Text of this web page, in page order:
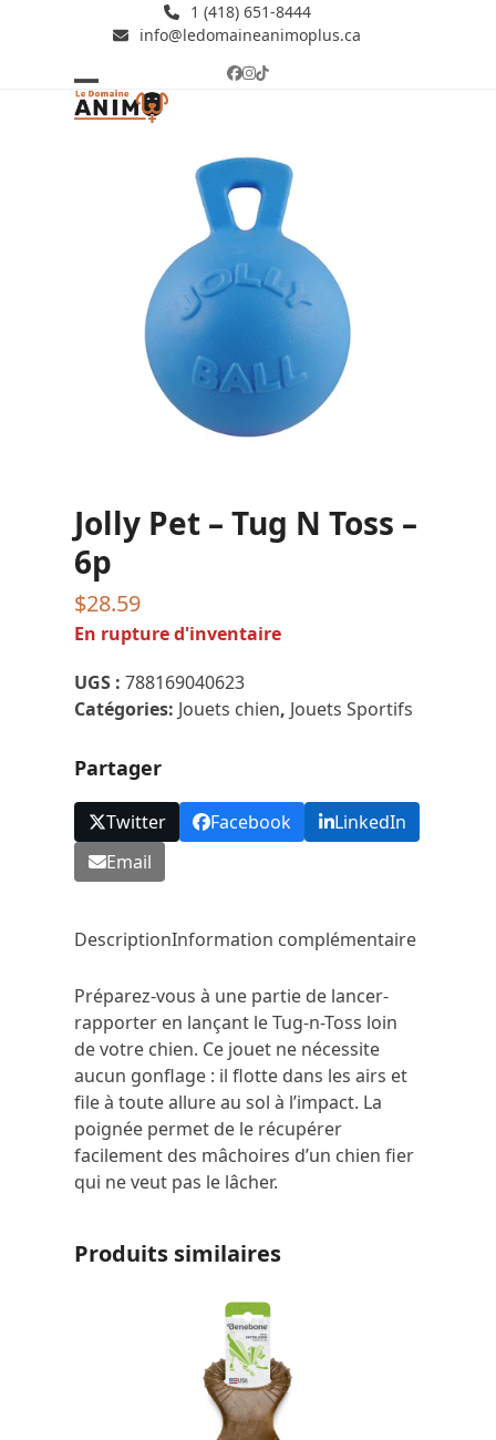
1 (418) 651-8444
info@ledomaineanimoplus.ca
Facebook
Instagram
Tiktok
Open
Close
Jolly Pet – Tug N Toss –
6p
$28.59
En rupture d'inventaire
UGS :788169040623
Catégories: Jouets chien, Jouets Sportifs
Partager
Twitter Facebook
LinkedIn
Email
DescriptionInformation complémentaire
Préparez-vous à une partie de lancer-
rapporter en lançant le Tug-n-Toss loin
de votre chien. Ce jouet ne nécessite
aucun gonflage : il flotte dans les airs et
file à toute allure au sol à l’impact. La
poignée permet de le récupérer
facilement des mâchoires d’un chien fier
qui ne veut pas le lâcher.
Produits similaires